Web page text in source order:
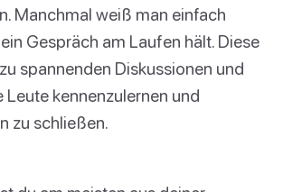
Manchmal weiß man einfach
Gespräch am Laufen hält. Diese
spannenden Diskussionen und
Leute kennenzulernen und
zu schließen.